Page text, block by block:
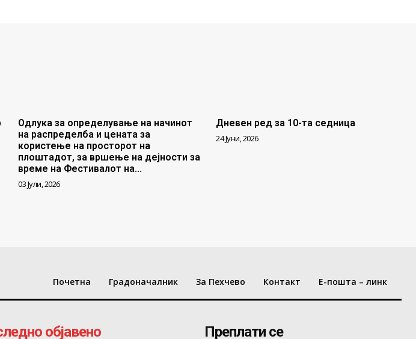
Одлука за определување на начинот
на распределба и цената за
користење на просторот на
плоштадот, за вршење на дејности за
време на Фестивалот на...
03 Јули, 2026
Дневен ред за 10-та седница
24 Јуни, 2026
Почетна Градоначалник За Пехчево Контакт Е-пошта – линк
објавено Преплати се